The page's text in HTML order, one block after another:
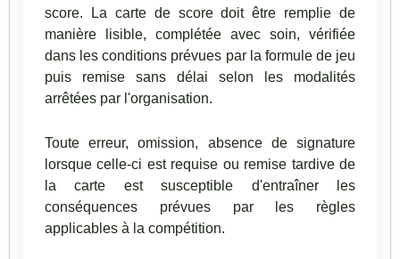
score. La carte de score doit être remplie de
manière lisible, complétée avec soin, vérifiée
dans les conditions prévues par la formule de jeu
puis remise sans délai selon les modalités
arrêtées par l'organisation.
Toute erreur, omission, absence de signature
lorsque celle-ci est requise ou remise tardive de
la carte est susceptible d'entraîner les
conséquences prévues par les règles
applicables à la compétition.